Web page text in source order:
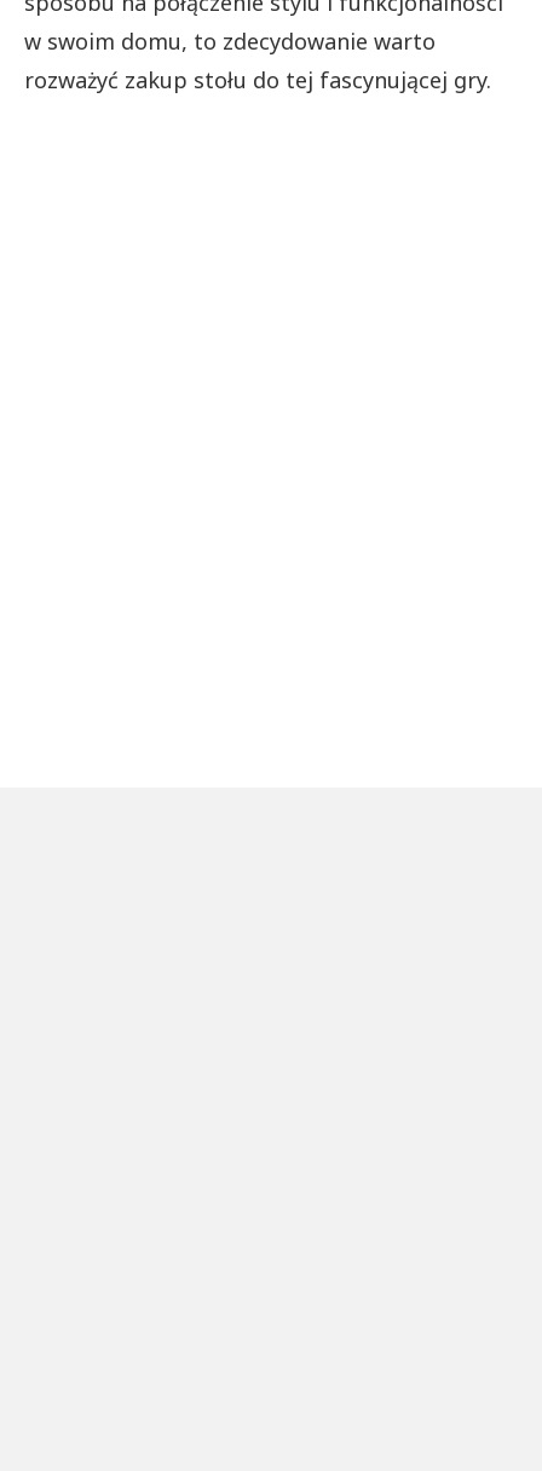
w swoim domu, to zdecydowanie warto
rozważyć zakup stołu do tej fascynującej gry.